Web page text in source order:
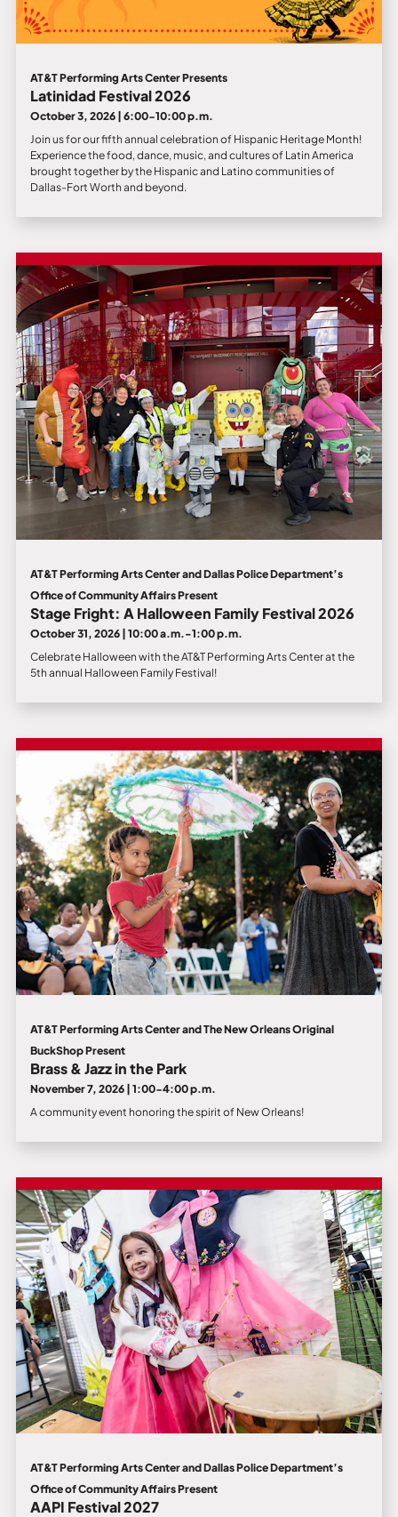
AT&T Performing Arts Center Presents
Latinidad Festival 2026
October 3, 2026 | 6:00-10:00 p.m.
Join us for our fifth annual celebration of Hispanic Heritage Month!
Experience the food, dance, music, and cultures of Latin America
brought together by the Hispanic and Latino communities of
Dallas-Fort Worth and beyond.
AT&T Performing Arts Center and Dallas Police Department’s
Office of Community Affairs Present
Stage Fright: A Halloween Family Festival 2026
October 31, 2026 | 10:00 a.m.-1:00 p.m.
Celebrate Halloween with the AT&T Performing Arts Center at the
5th annual Halloween Family Festival!
AT&T Performing Arts Center and The New Orleans Original
BuckShop Present
Brass & Jazz in the Park
November 7, 2026 | 1:00-4:00 p.m.
A community event honoring the spirit of New Orleans!
AT&T Performing Arts Center and Dallas Police Department’s
Office of Community Affairs Present
AAPI Festival 2027